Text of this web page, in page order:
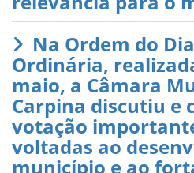
Na Ordem do
Ordinária,
maio, a Câmara
Carpina discutiu e
votação
voltadas ao
município e ao